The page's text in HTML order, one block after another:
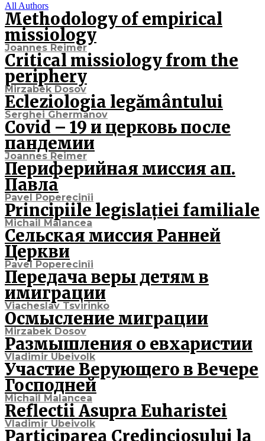
All Authors
Methodology of empirical
missiology
Joannes Reimer
Critical missiology from the
periphery
Mirzabek Dosov
Ecleziologia legământului
Serghei Ghermanov
Covid – 19 и церковь после
пандемии
Joannes Reimer
Периферийная миссия ап.
Павла
Pavel Poperecinîi
Principiile legislației familiale
Michail Malancea
Сельская миссия Ранней
Церкви
Pavel Poperecinîi
Передача веры детям в
имиграции
Viacheslav Tsvirinko
Осмысление миграции
Mirzabek Dosov
Размышления о евхаристии
Vladimir Ubeivolk
Участие Верующего в Вечере
Господней
Michail Malancea
Reflectii Asupra Euharistei
Vladimir Ubeivolk
Participarea Credinciosului la